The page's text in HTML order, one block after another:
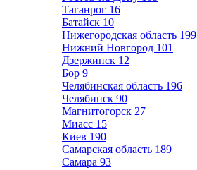
Таганрог 16
Батайск 10
Нижегородская область 199
Нижний Новгород 101
Дзержинск 12
Бор 9
Челябинская область 196
Челябинск 90
Магнитогорск 27
Миасс 15
Киев 190
Самарская область 189
Самара 93